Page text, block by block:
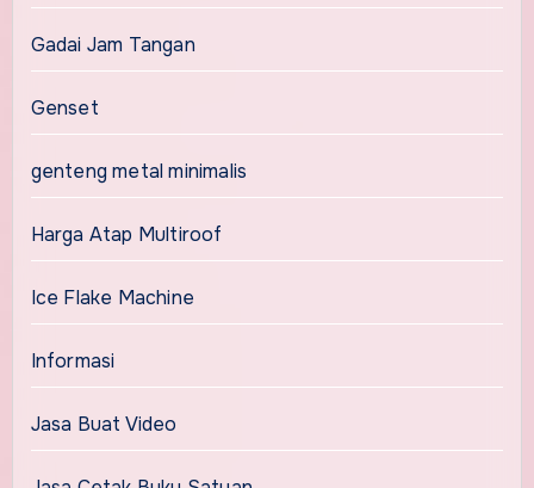
Gadai Jam Tangan
Genset
genteng metal minimalis
Harga Atap Multiroof
Ice Flake Machine
Informasi
Jasa Buat Video